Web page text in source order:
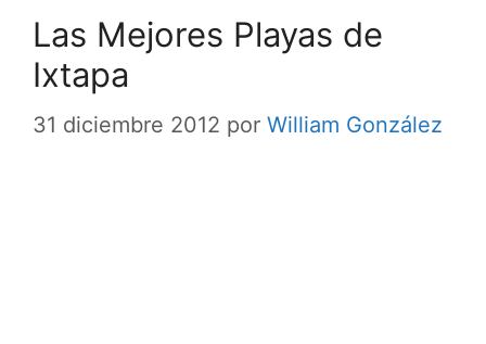
Las Mejores Playas de
Ixtapa
31 diciembre 2012 por William González